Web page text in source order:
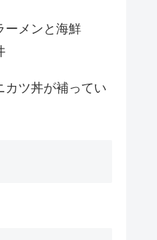
ーメンと海鮮
カツ丼が補ってい